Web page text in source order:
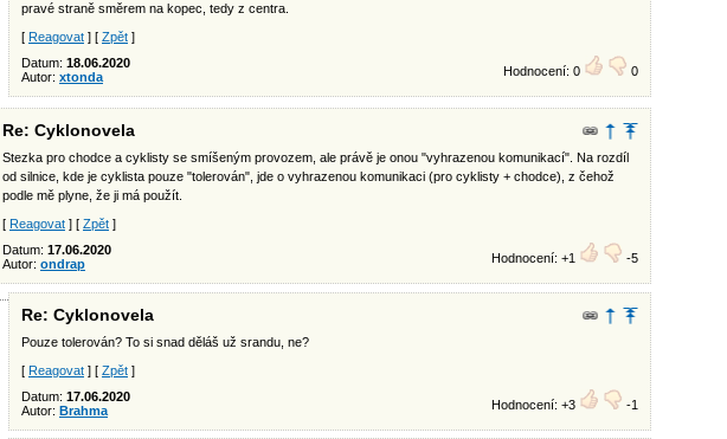
pravé straně směrem na kopec, tedy z centra.
[ Reagovat ] [ Zpět ]
Datum: 18.06.2020
Autor: xtonda Hodnocení: 0 0
Re: Cyklonovela
Stezka pro chodce a cyklisty se smíšeným provozem, ale právě je onou "vyhrazenou komunikací". Na rozdíl
od silnice, kde je cyklista pouze "tolerován", jde o vyhrazenou komunikaci (pro cyklisty + chodce), z čehož
podle mě plyne, že ji má použít.
[ Reagovat ] [ Zpět ]
Datum: 17.06.2020
Autor: ondrap Hodnocení: +1 -5
Re: Cyklonovela
Pouze tolerován? To si snad děláš už srandu, ne?
[ Reagovat ] [ Zpět ]
Datum: 17.06.2020
Autor: Brahma Hodnocení: +3 -1